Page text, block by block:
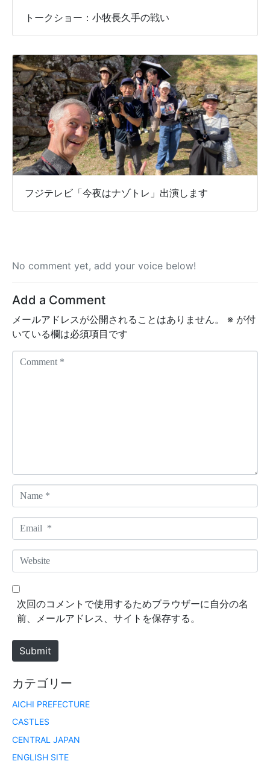
トークショー：小牧長久手の戦い
フジテレビ「今夜はナゾトレ」出演します
No comment yet, add your voice below!
Add a Comment
メールアドレスが公開されることはありません。 ※ が付
いている欄は必須項目です
a
m
*
m
a
*
W
e
b
e
次回のコメントで使用するためブラウザーに自分の名
前、メールアドレス、サイトを保存する。
Submit
カテゴリー
AICHI PREFECTURE
CASTLES
CENTRAL JAPAN
ENGLISH SITE